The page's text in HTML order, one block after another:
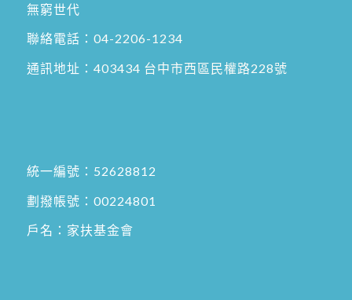
無窮世代
聯絡電話： 04-2206-1234
通訊地址： 403434 台中市西區民權路228號
統一編號：52628812
劃撥帳號：00224801
戶名：家扶基金會